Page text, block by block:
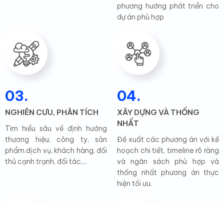
phương hướng phát triển cho
dự án phù hợp
03.
NGHIÊN CƯU, PHÂN TÍCH
Tìm hiểu sâu về định hướng
thương hiệu, công ty, sản
phẩm.dịch vụ, khách hàng, đối
thủ cạnh trạnh, đối tác,...
04.
XÂY DỰNG VÀ THỐNG
NHẤT
Đề xuất các phương án với kế
hoạch chi tiết, timeline rõ ràng
và ngân sách phù hợp và
thống nhất phương án thực
hiện tối ưu.